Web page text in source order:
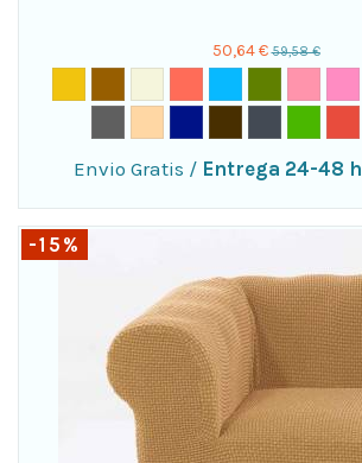
50,64 € 59,58 €
Envio Gratis / Entrega 24-48 h
-15%